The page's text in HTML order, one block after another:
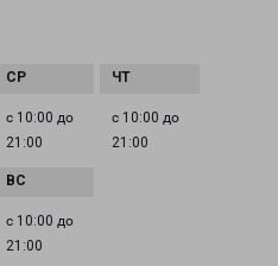
с 10:00 до
21:00
с 10:00 до
21:00
с 10:00 до
21:00